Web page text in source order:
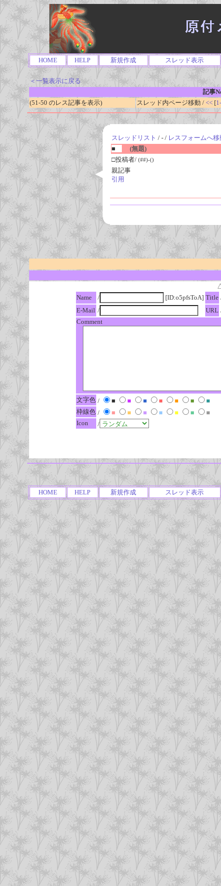
HOME HELP 新規作成 スレッド表示
＜一覧表示に戻る
記事
(51-50 のレス記事を表示)
スレッド内ページ移動 / <<[
スレッドリスト / - / レスフォームへ移
■
(無題)
□投稿者/ (##)-()
親記事
引用
Name
/ [ID:o5pfsToA] Title
E-Mail / URL
Comment
文字色 / ■ ■ ■ ■ ■ ■
■
枠線色 / ■ ■ ■ ■ ■ ■
■
Icon
/
HOME HELP 新規作成 スレッド表示